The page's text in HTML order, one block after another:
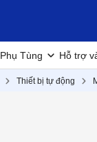
Phụ Tùng Hỗ trợ
Thiết bị tự động